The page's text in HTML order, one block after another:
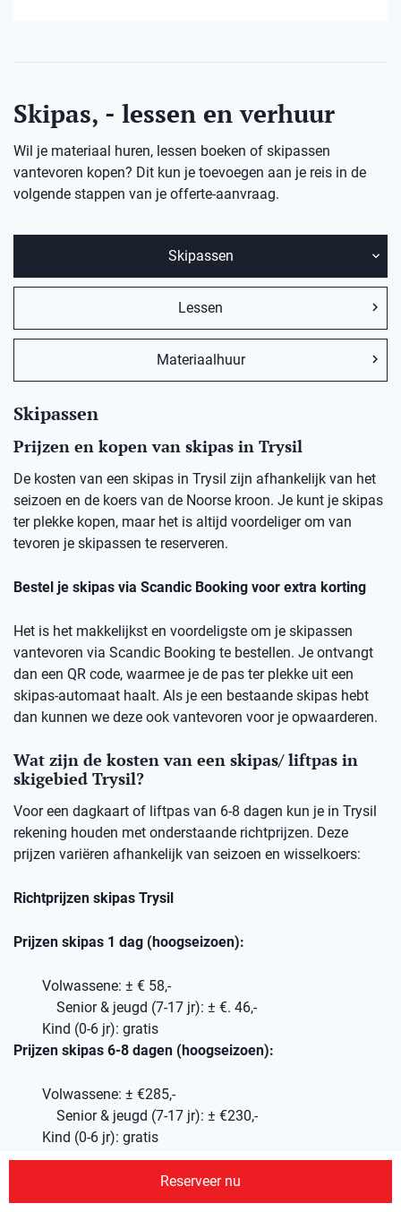
Skipas, - lessen en verhuur
Wil je materiaal huren, lessen boeken of skipassen
vantevoren kopen? Dit kun je toevoegen aan je reis in de
volgende stappen van je offerte-aanvraag.
Skipassen
Lessen
Materiaalhuur
Skipassen
Prijzen en kopen van skipas in Trysil
De kosten van een skipas in Trysil zijn afhankelijk van het
seizoen en de koers van de Noorse kroon. Je kunt je skipas
ter plekke kopen, maar het is altijd voordeliger om van
tevoren je skipassen te reserveren.
Bestel je skipas via Scandic Booking voor extra korting
Het is het makkelijkst en voordeligste om je skipassen
vantevoren via Scandic Booking te bestellen. Je ontvangt
dan een QR code, waarmee je de pas ter plekke uit een
skipas-automaat haalt. Als je een bestaande skipas hebt
dan kunnen we deze ook vantevoren voor je opwaarderen.
Wat zijn de kosten van een skipas/ liftpas in
skigebied Trysil?
Voor een dagkaart of liftpas van 6-8 dagen kun je in Trysil
rekening houden met onderstaande richtprijzen. Deze
prijzen variëren afhankelijk van seizoen en wisselkoers:
Richtprijzen skipas Trysil
Prijzen skipas 1 dag (hoogseizoen):
Volwassene: ± € 58,-
Senior & jeugd (7-17 jr): ± €. 46,-
Kind (0-6 jr): gratis
Prijzen skipas 6-8 dagen (hoogseizoen):
Volwassene: ± €285,-
Senior & jeugd (7-17 jr): ± €230,-
Kind (0-6 jr): gratis
Wil je je skipassen van tevoren via ons reserveren, geef dit
dan aan in je offerte-aanvraag, dan nemen wij dit mee in je
reisvoorstel.
Reserveer nu